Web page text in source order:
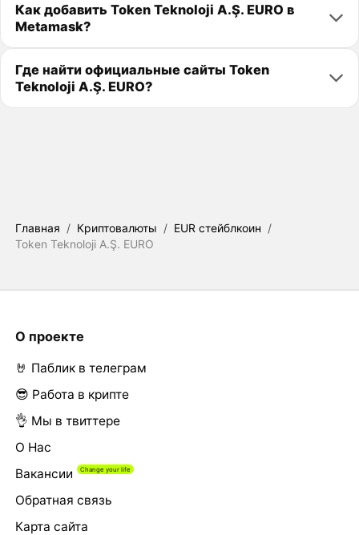
Как добавить Token Teknoloji A.Ş. EURO в
Metamask?
Где найти официальные сайты Token
Teknoloji A.Ş. EURO?
Главная / Криптовалюты / EUR стейблкоин /
Token Teknoloji A.Ş. EURO
О проекте
🤘 Паблик в телеграм
😎 Работа в крипте
👌 Мы в твиттере
О Нас
Вакансии
Обратная связь
Карта сайта